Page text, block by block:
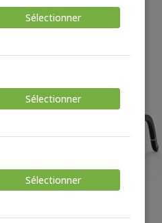
Sélectionner
Sélectionner
Sélectionner